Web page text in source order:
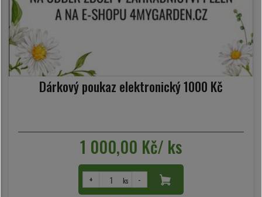
Dárkový poukaz elektronický 1000 Kč
1 000,00 Kč/ ks
+ ks -